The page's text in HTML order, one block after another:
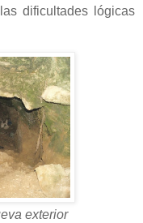
dificultades lógicas
exterior